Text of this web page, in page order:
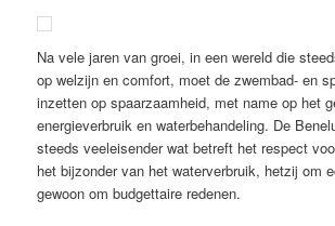
Na vele jaren van groei, in een wereld die
op welzijn en comfort, moet de zwembad- en
inzetten op spaarzaamheid, met name op het
energieverbruik en waterbehandeling. De
steeds veeleisender wat betreft het respect
het bijzonder van het waterverbruik, hetzij om
gewoon om budgettaire redenen.